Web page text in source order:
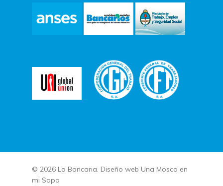
© 2026 La Bancaria. Diseño web Una Mosca en
mi Sopa